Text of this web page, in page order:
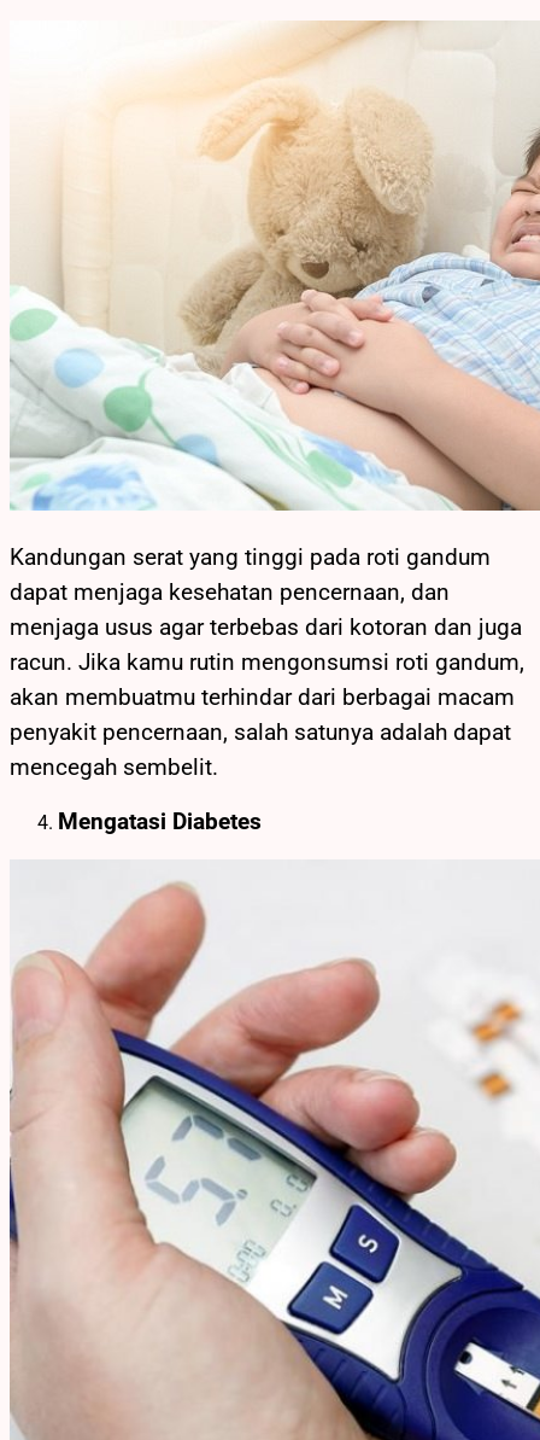
Kandungan serat yang tinggi pada roti gandum
dapat menjaga kesehatan pencernaan, dan
menjaga usus agar terbebas dari kotoran dan juga
racun. Jika kamu rutin mengonsumsi roti gandum,
akan membuatmu terhindar dari berbagai macam
penyakit pencernaan, salah satunya adalah dapat
mencegah sembelit.
Mengatasi Diabetes